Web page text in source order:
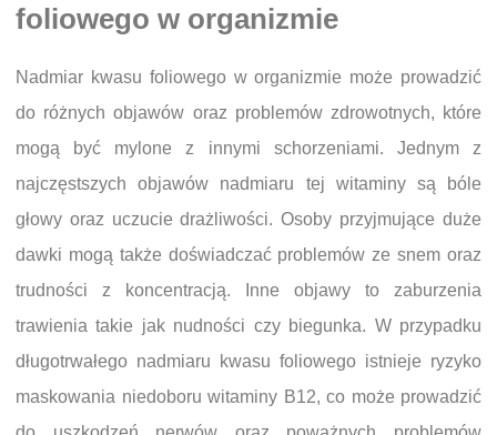
foliowego w organizmie
Nadmiar kwasu foliowego w organizmie może prowadzić
do różnych objawów oraz problemów zdrowotnych, które
mogą być mylone z innymi schorzeniami. Jednym z
najczęstszych objawów nadmiaru tej witaminy są bóle
głowy oraz uczucie drażliwości. Osoby przyjmujące duże
dawki mogą także doświadczać problemów ze snem oraz
trudności z koncentracją. Inne objawy to zaburzenia
trawienia takie jak nudności czy biegunka. W przypadku
długotrwałego nadmiaru kwasu foliowego istnieje ryzyko
maskowania niedoboru witaminy B12, co może prowadzić